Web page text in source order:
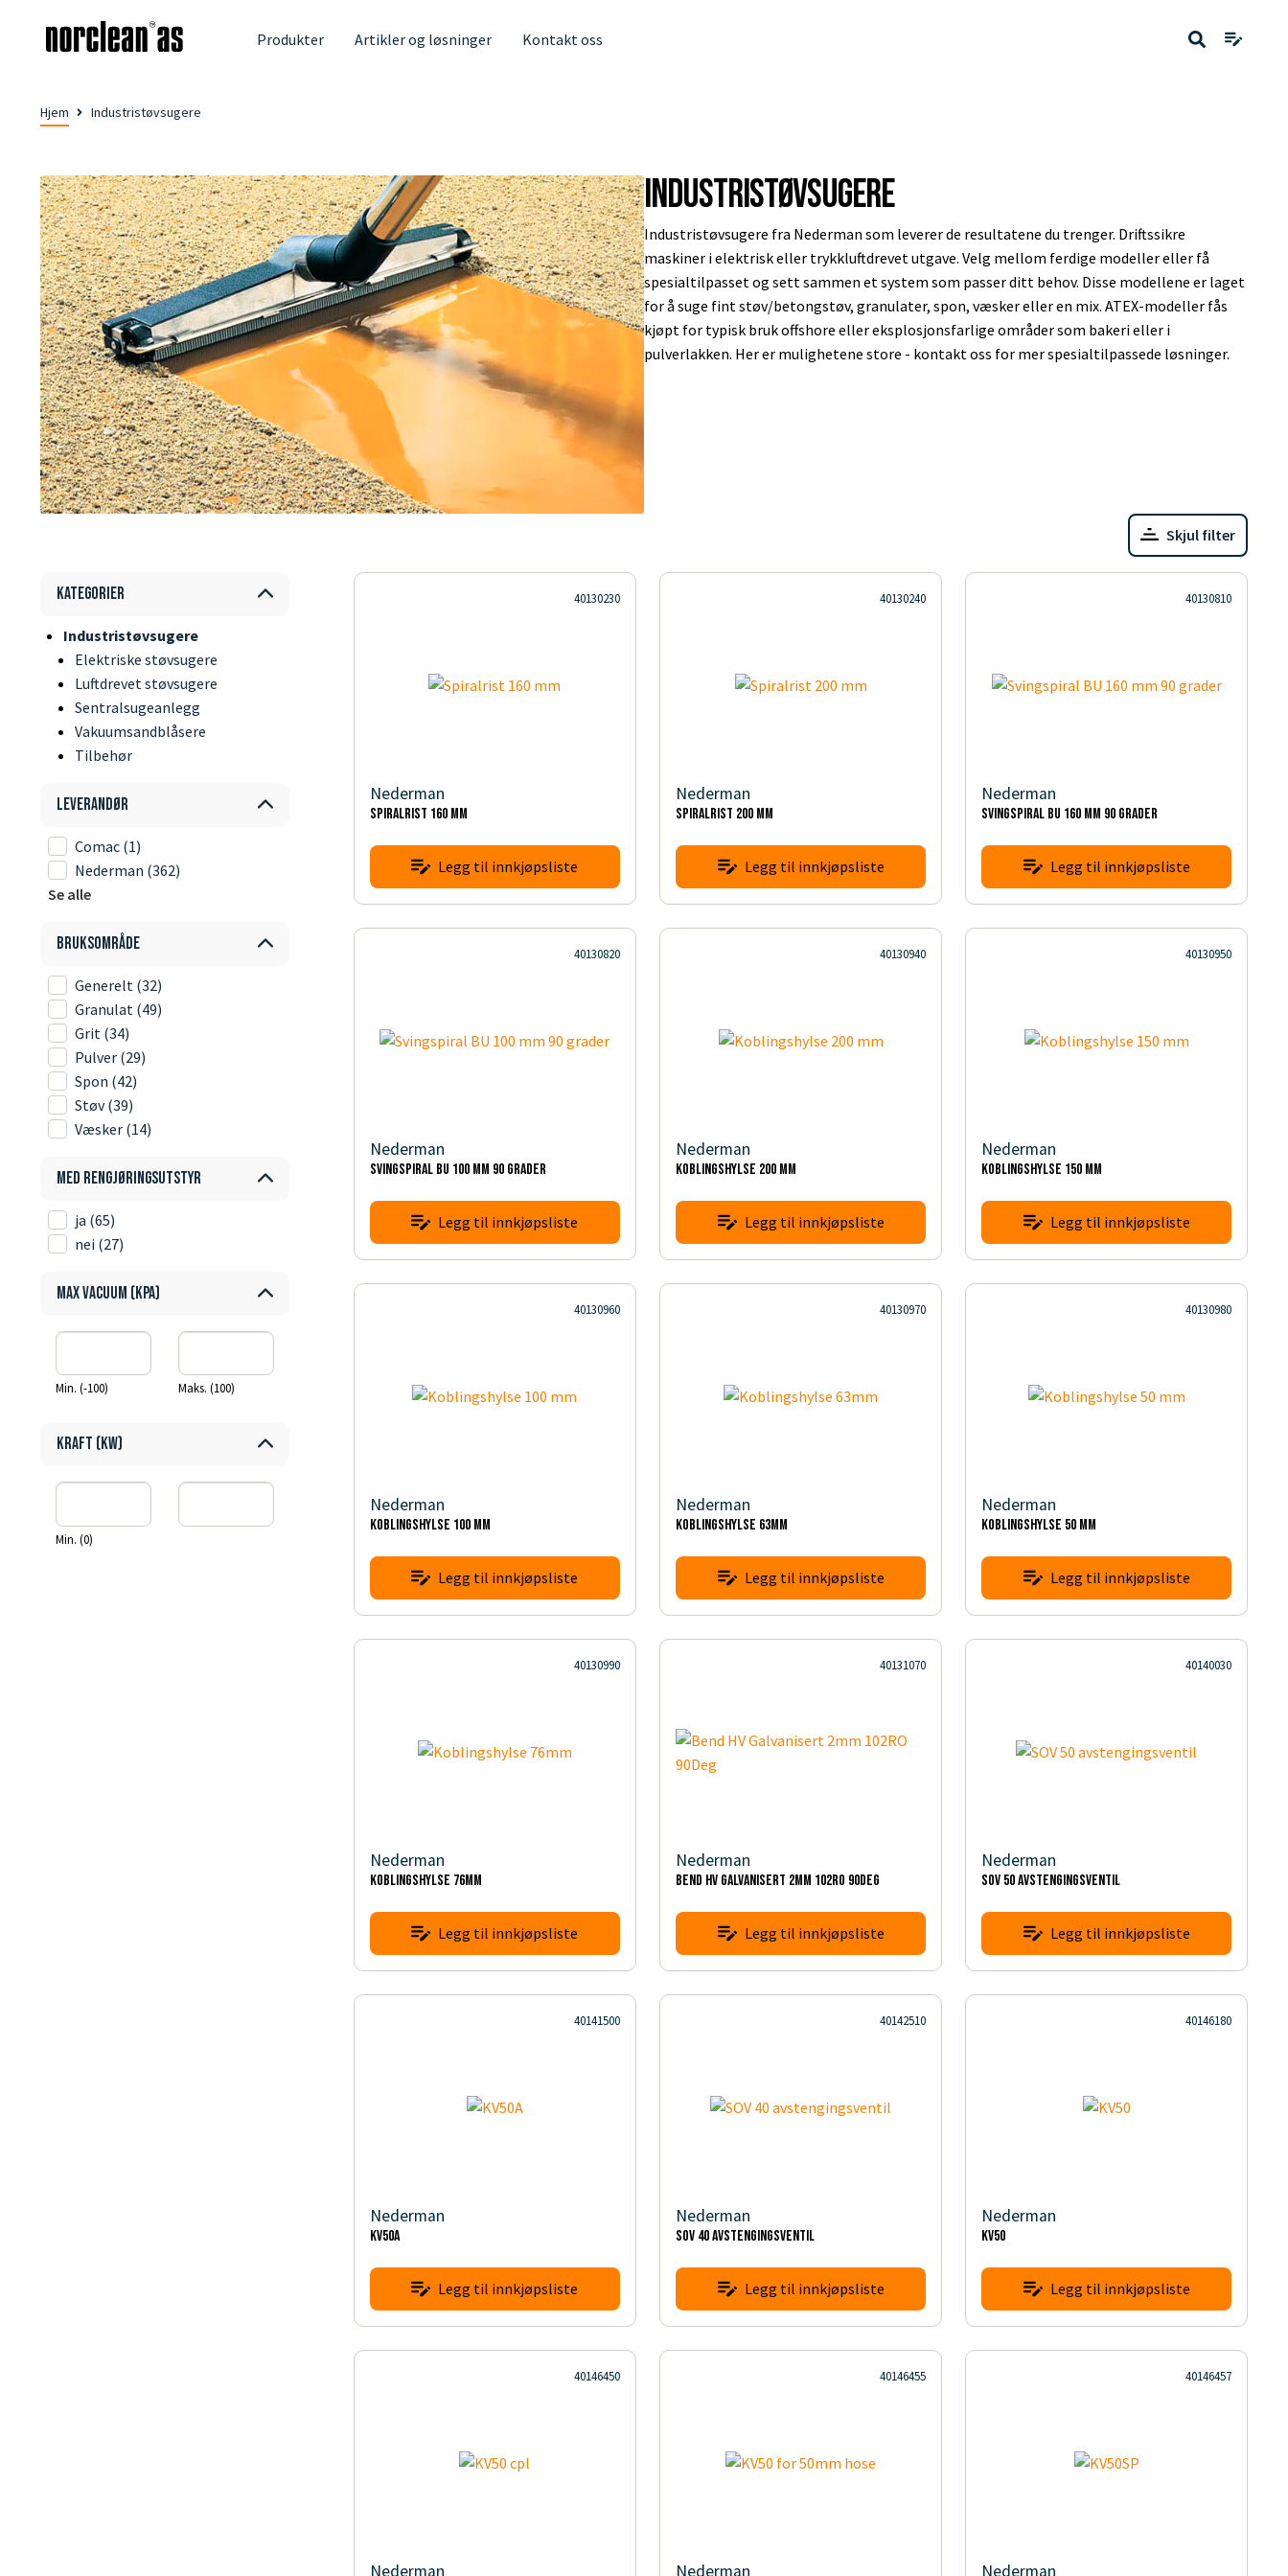
Produkter Artikler og løsninger Kontakt oss
Hjem Industristøvsugere
Industristøvsugere
Industristøvsugere fra Nederman som leverer de resultatene du trenger. Driftssikre
maskiner i elektrisk eller trykkluftdrevet utgave. Velg mellom ferdige modeller eller få
spesialtilpasset og sett sammen et system som passer ditt behov. Disse modellene er laget
for å suge fint støv/betongstøv, granulater, spon, væsker eller en mix. ATEX-modeller fås
kjøpt for typisk bruk offshore eller eksplosjonsfarlige områder som bakeri eller i
pulverlakken. Her er mulighetene store - kontakt oss for mer spesialtilpassede løsninger.
Skjul filter
Kategorier
Industristøvsugere
Elektriske støvsugere
Luftdrevet støvsugere
Sentralsugeanlegg
Vakuumsandblåsere
Tilbehør
Leverandør
Comac (1)
Nederman (362)
Se alle
Bruksområde
Generelt (32)
Granulat (49)
Grit (34)
Pulver (29)
Spon (42)
Støv (39)
Væsker (14)
Med rengjøringsutstyr
ja (65)
nei (27)
Max Vacuum (kPa)
Min. (-100) Maks. (100)
Kraft (kW)
Min. (0)
40130230
Nederman
Spiralrist 160 mm
Legg til innkjøpsliste
40130240
Nederman
Spiralrist 200 mm
Legg til innkjøpsliste
40130810
Nederman
Svingspiral BU 160 mm 90 grader
Legg til innkjøpsliste
40130820
Nederman
Svingspiral BU 100 mm 90 grader
Legg til innkjøpsliste
40130940
Nederman
Koblingshylse 200 mm
Legg til innkjøpsliste
40130950
Nederman
Koblingshylse 150 mm
Legg til innkjøpsliste
40130960
Nederman
Koblingshylse 100 mm
Legg til innkjøpsliste
40130970
Nederman
Koblingshylse 63mm
Legg til innkjøpsliste
40130980
Nederman
Koblingshylse 50 mm
Legg til innkjøpsliste
40130990
Nederman
Koblingshylse 76mm
Legg til innkjøpsliste
40131070
Nederman
Bend HV Galvanisert 2mm 102RO 90Deg
Legg til innkjøpsliste
40140030
Nederman
SOV 50 avstengingsventil
Legg til innkjøpsliste
40141500
Nederman
KV50A
Legg til innkjøpsliste
40142510
Nederman
SOV 40 avstengingsventil
Legg til innkjøpsliste
40146180
Nederman
KV50
Legg til innkjøpsliste
40146450
Nederman
40146455
Nederman
40146457
Nederman